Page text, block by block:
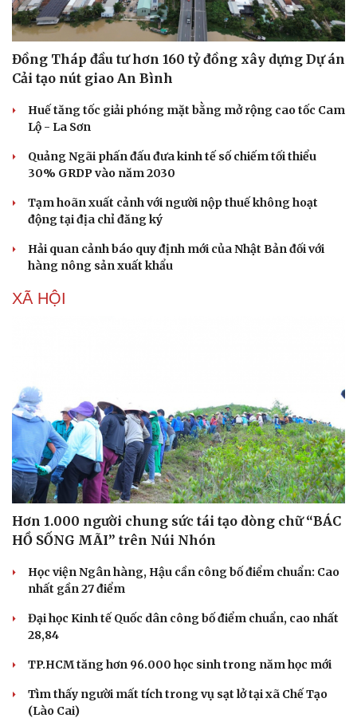
Đồng Tháp đầu tư hơn 160 tỷ đồng xây dựng Dự án
Cải tạo nút giao An Bình
Huế tăng tốc giải phóng mặt bằng mở rộng cao tốc Cam
Lộ - La Sơn
Quảng Ngãi phấn đấu đưa kinh tế số chiếm tối thiểu
30% GRDP vào năm 2030
Tạm hoãn xuất cảnh với người nộp thuế không hoạt
động tại địa chỉ đăng ký
Hải quan cảnh báo quy định mới của Nhật Bản đối với
hàng nông sản xuất khẩu
XÃ HỘI
Hơn 1.000 người chung sức tái tạo dòng chữ “BÁC
HỒ SỐNG MÃI” trên Núi Nhón
Học viện Ngân hàng, Hậu cần công bố điểm chuẩn: Cao
nhất gần 27 điểm
Đại học Kinh tế Quốc dân công bố điểm chuẩn, cao nhất
28,84
TP.HCM tăng hơn 96.000 học sinh trong năm học mới
Tìm thấy người mất tích trong vụ sạt lở tại xã Chế Tạo
(Lào Cai)